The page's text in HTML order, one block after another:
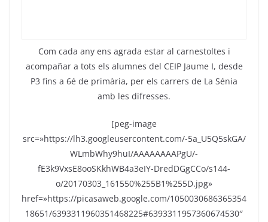
Com cada any ens agrada estar al carnestoltes i
acompañar a tots els alumnes del CEIP Jaume I, desde
P3 fins a 6é de primària, per els carrers de La Sénia
amb les difresses.
[peg-image
src=»https://lh3.googleusercontent.com/-5a_U5Q5skGA/
WLmbWhy9huI/AAAAAAAAPgU/-
fE3k9VxsE8ooSKkhWB4a3eIY-DredDGgCCo/s144-
o/20170303_161550%255B1%255D.jpg»
href=»https://picasaweb.google.com/1050030686365354
18651/6393311960351468225#6393311957360674530″